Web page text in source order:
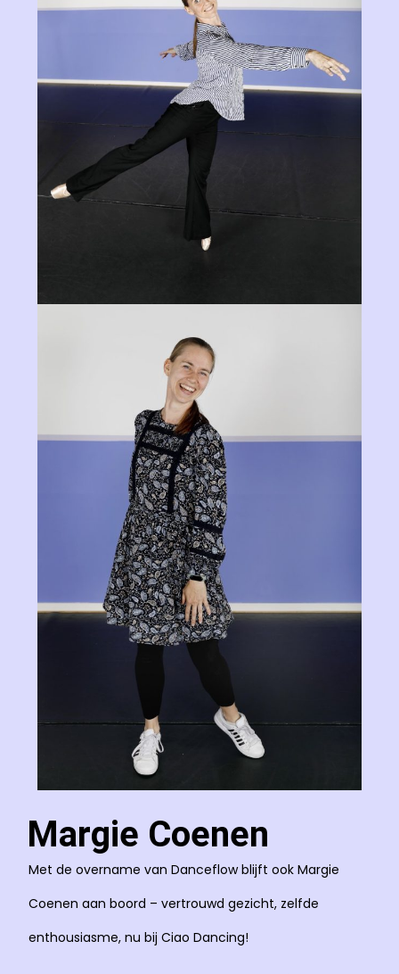
Margie Coenen
Met de overname van Danceflow blijft ook Margie
Coenen aan boord – vertrouwd gezicht, zelfde
enthousiasme, nu bij Ciao Dancing!